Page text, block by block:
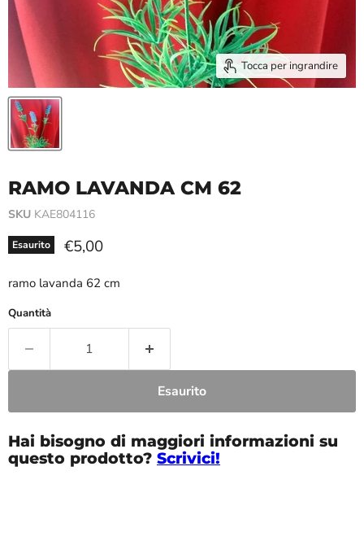
Tocca per ingrandire
RAMO LAVANDA CM 62
SKU KAE804116
Esaurito Prezzo attuale
€5,00
ramo lavanda 62 cm
Quantità
Esaurito
Hai bisogno di maggiori informazioni su
questo prodotto? Scrivici!